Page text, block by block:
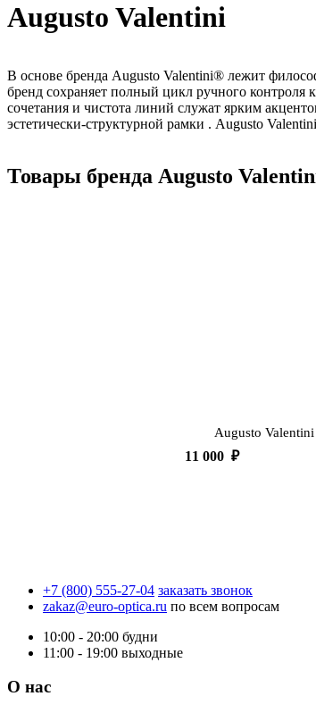
Augusto Valentini
В основе бренда Augusto Valentini® лежит
бренд сохраняет полный цикл ручного контроля
сочетания и чистота линий служат ярким
эстетически-структурной рамки . Augusto
Товары бренда Augusto
Augusto Valentini
11 000 ₽
+7 (800) 555-27-04 заказать звонок
zakaz@euro-optica.ru по всем вопросам
10:00 - 20:00 будни
11:00 - 19:00 выходные
О нас